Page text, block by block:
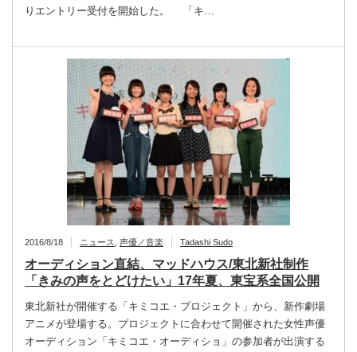
りエントリー受付を開始した。 「キ…
2016/8/18 ニュース 声優／音楽 Tadashi Sudo
オーディション直結、マッドハウス/東北新社制作
「きみの声をとどけたい」17年夏、東宝系全国公開
東北新社が開催する「キミコエ・プロジェクト」から、新作劇場
アニメが登場する。プロジェクトに合わせて開催された女性声優
オーディション「キミコエ・オーディショ」の参加者が出演する